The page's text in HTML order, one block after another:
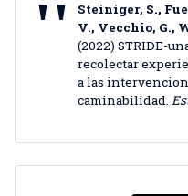
Steiniger, S.,
V., Vecchio, G.,
(2022) STRIDE-
recolectar
a las
caminabilidad.